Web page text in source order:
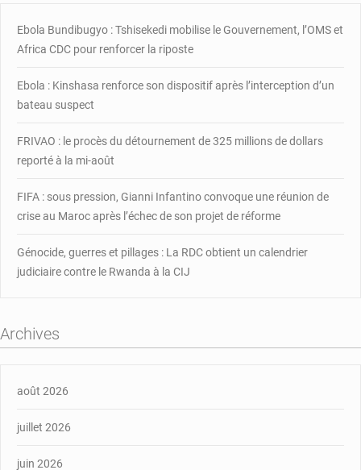
douanière
Ebola Bundibugyo : Tshisekedi mobilise le Gouvernement, l’OMS et
Africa CDC pour renforcer la riposte
Ebola : Kinshasa renforce son dispositif après l’interception d’un
bateau suspect
FRIVAO : le procès du détournement de 325 millions de dollars
reporté à la mi-août
FIFA : sous pression, Gianni Infantino convoque une réunion de
crise au Maroc après l’échec de son projet de réforme
Génocide, guerres et pillages : La RDC obtient un calendrier
judiciaire contre le Rwanda à la CIJ
Archives
août 2026
juillet 2026
juin 2026